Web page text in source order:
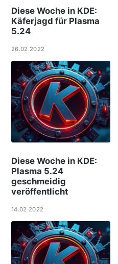
Diese Woche in KDE:
Käferjagd für Plasma
5.24
26.02.2022
Diese Woche in KDE:
Plasma 5.24
geschmeidig
veröffentlicht
14.02.2022